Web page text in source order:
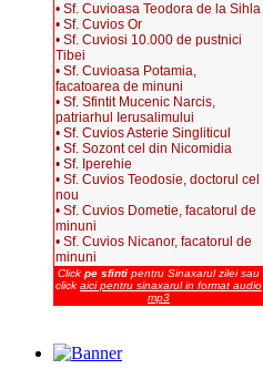
• Sf. Cuvioasa Teodora de la Sihla
• Sf. Cuvios Or
• Sf. Cuviosi 10.000 de pustnici
Tibei
• Sf. Cuvioasa Potamia,
facatoarea de minuni
• Sf. Sfintit Mucenic Narcis,
patriarhul Ierusalimului
• Sf. Cuvios Asterie Singliticul
• Sf. Sozont cel din Nicomidia
• Sf. Iperehie
• Sf. Cuvios Teodosie, doctorul cel
nou
• Sf. Cuvios Dometie, facatorul de
minuni
• Sf. Cuvios Nicanor, facatorul de
minuni
Click pe sfinti pentru Sinaxarul zilei sau
click aici pentru sinaxarul in format audio
mp3